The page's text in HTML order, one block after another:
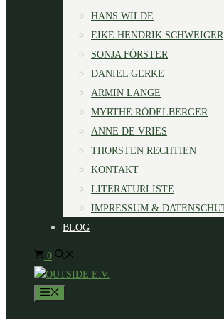
HANS WILDE
EIKE HENDRIK SCHWEIGER
SONJA FÖRSTER
DANIEL GERKE
ARMIN LANGE
MYRTHE RÖDELBERGER
ANNE DE VRIES
THORSTEN RECHTIEN
KONTAKT
LITERATURLISTE
IMPRESSUM &
BLOG
0